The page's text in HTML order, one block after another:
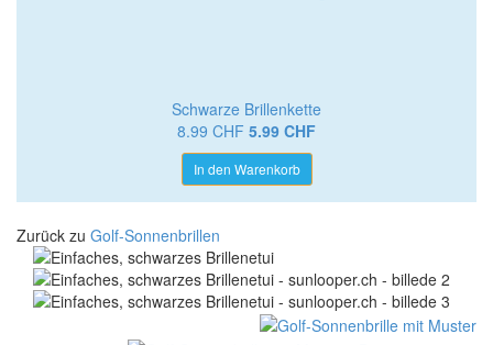
Schwarze Brillenkette
8.99 CHF 5.99 CHF
In den Warenkorb
Zurück zu Golf-Sonnenbrillen